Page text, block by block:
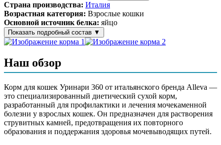
Страна производства: Италия
Возрастная категория: Взрослые кошки
Основной источник белка: яйцо
Показать подробный состав ▼
дегидратированные цельные куриные яйца (44%),
волокна гороха, рыбий жир (сельди), сухие
инактивированные пивные дрожжи (1,50%), сушеная клюква
(0,60%), корень цикория (0,50%), подорожник (0,50%),
дигидрат сульфата кальция, карбонат кальция, глюкозамин
(0,20%), хондроитин сульфат (0,10%), экстракты растений, сок
юкки
Наш обзор
Корм для кошек Уринари 360 от итальянского бренда Alleva —
это специализированный диетический сухой корм,
разработанный для профилактики и лечения мочекаменной
болезни у взрослых кошек. Он предназначен для растворения
струвитных камней, предотвращения их повторного
образования и поддержания здоровья мочевыводящих путей.